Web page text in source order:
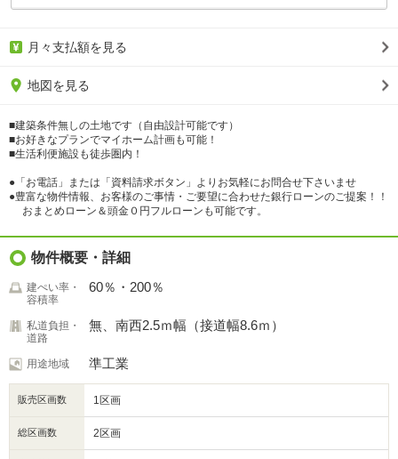
月々支払額を見る
地図を見る
■建築条件無しの土地です（自由設計可能です）
■お好きなプランでマイホーム計画も可能！
■生活利便施設も徒歩圏内！
●「お電話」または「資料請求ボタン」よりお気軽にお問合せ下さいませ
●豊富な物件情報、お客様のご事情・ご要望に合わせた銀行ローンのご提案！！
おまとめローン＆頭金０円フルローンも可能です。
物件概要・詳細
建ぺい率・
容積率
60％・200％
私道負担・
道路
無、南西2.5ｍ幅（接道幅8.6ｍ）
用途地域 準工業
販売区画数 1区画
総区画数 2区画